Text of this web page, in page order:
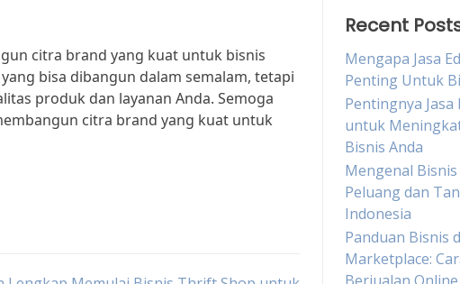
citra brand yang kuat untuk bisnis
bisa dibangun dalam semalam, tetapi
produk dan layanan Anda. Semoga
citra brand yang kuat untuk
Recent
Mengapa Jasa
Penting Untuk
Pentingnya Jasa
untuk
Bisnis Anda
Mengenal
Peluang dan
Indonesia
Panduan Bisnis
Marketplace: